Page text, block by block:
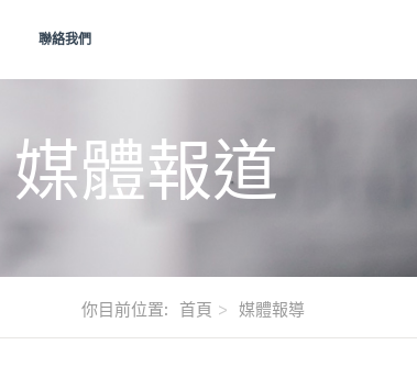
聯絡我們
媒體報道
你目前位置: 首頁 媒體報導